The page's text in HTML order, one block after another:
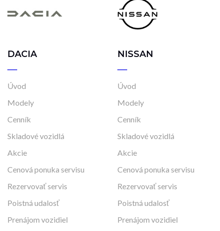
DACIA
Úvod
Modely
Cenník
Skladové vozidlá
Akcie
Cenová ponuka servisu
Rezervovať servis
Poistná udalosť
Prenájom vozidiel
NISSAN
Úvod
Modely
Cenník
Skladové vozidlá
Akcie
Cenová ponuka servisu
Rezervovať servis
Poistná udalosť
Prenájom vozidiel